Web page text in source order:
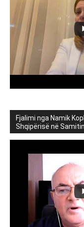
Fjalimi nga Namik
Shqipërisë në